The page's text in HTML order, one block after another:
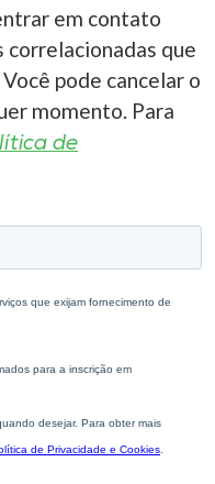
em contato
que
pode cancelar o
momento. Para
de